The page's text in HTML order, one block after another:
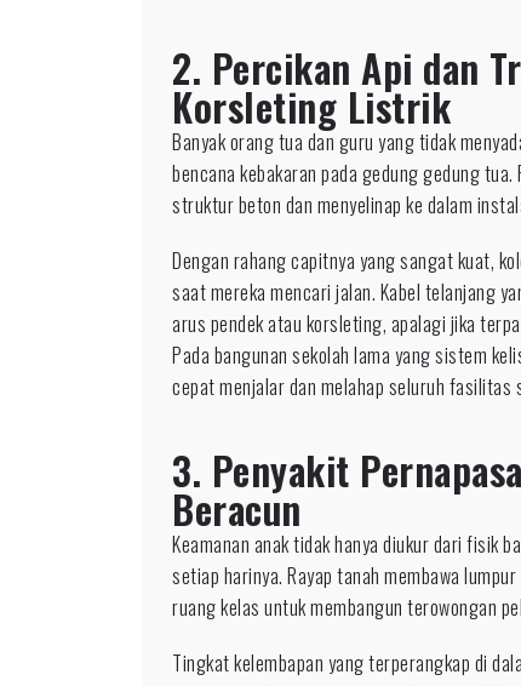
2. Percikan Api dan
Korsleting Listrik
Banyak orang tua dan guru yang tidak
bencana kebakaran pada gedung gedung
struktur beton dan menyelinap ke dalam
Dengan rahang capitnya yang sangat kuat,
saat mereka mencari jalan. Kabel telanjang
arus pendek atau korsleting, apalagi jika
Pada bangunan sekolah lama yang sistem
cepat menjalar dan melahap seluruh fasilitas
3. Penyakit
Beracun
Keamanan anak tidak hanya diukur dari fisik
setiap harinya. Rayap tanah membawa
ruang kelas untuk membangun terowongan
Tingkat kelembapan yang terperangkap di